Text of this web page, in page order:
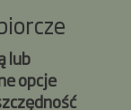
lub
opcje